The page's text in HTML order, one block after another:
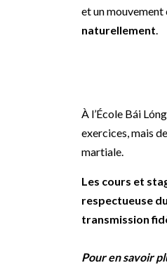
et un
naturellement.
À l’École Bái
exercices, mais
martiale.
Les cours et
respectueuse
transmission
Pour en savoir